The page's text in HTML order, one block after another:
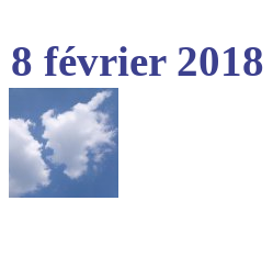
8 février 2018